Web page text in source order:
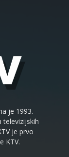
je 1993.
televizijskih
je prvo
KTV.